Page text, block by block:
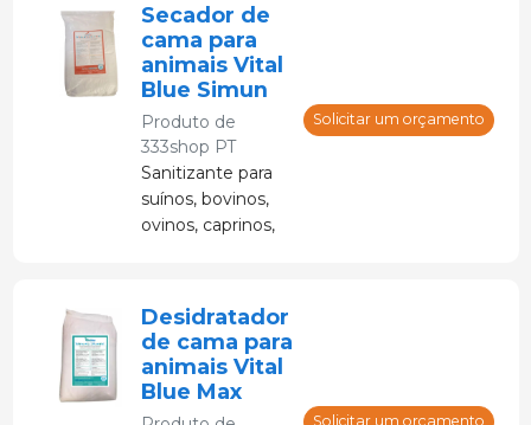
Secador de
cama para
animais Vital
Blue Simun
Produto de
333shop PT
Sanitizante para
suínos, bovinos,
ovinos, caprinos,
Solicitar um orçamento
Desidratador
de cama para
animais Vital
Blue Max
Solicitar um orçamento